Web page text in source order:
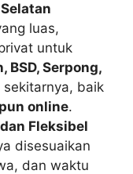
luas,
untuk
BSD, Serpong,
sekitarnya, baik
online.
Fleksibel
disesuaikan
dan waktu